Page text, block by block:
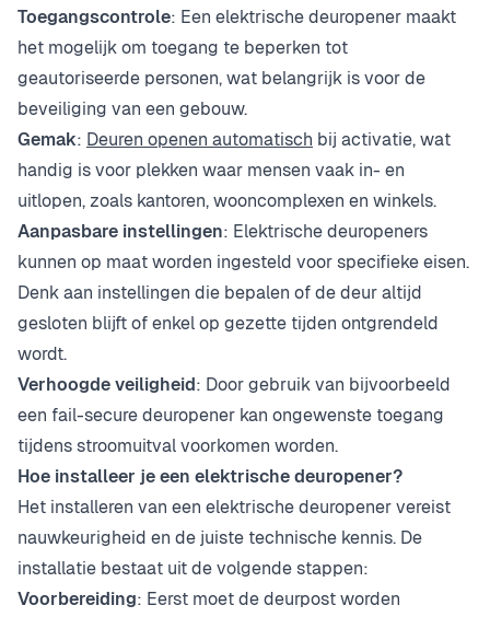
Toegangscontrole: Een elektrische deuropener maakt
het mogelijk om toegang te beperken tot
geautoriseerde personen, wat belangrijk is voor de
beveiliging van een gebouw.
Gemak: Deuren openen automatisch bij activatie, wat
handig is voor plekken waar mensen vaak in- en
uitlopen, zoals kantoren, wooncomplexen en winkels.
Aanpasbare instellingen: Elektrische deuropeners
kunnen op maat worden ingesteld voor specifieke eisen.
Denk aan instellingen die bepalen of de deur altijd
gesloten blijft of enkel op gezette tijden ontgrendeld
wordt.
Verhoogde veiligheid: Door gebruik van bijvoorbeeld
een fail-secure deuropener kan ongewenste toegang
tijdens stroomuitval voorkomen worden.
Hoe installeer je een elektrische deuropener?
Het installeren van een elektrische deuropener vereist
nauwkeurigheid en de juiste technische kennis. De
installatie bestaat uit de volgende stappen:
Voorbereiding: Eerst moet de deurpost worden